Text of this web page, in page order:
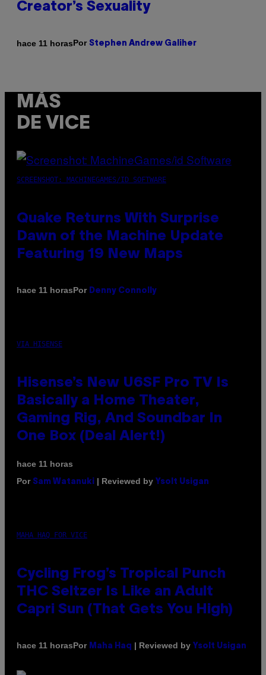
Creator’s Sexuality
hace 11 horasPor Stephen Andrew Galiher
MÁS
DE VICE
SCREENSHOT: MACHINEGAMES/ID SOFTWARE
Quake Returns With Surprise
Dawn of the Machine Update
Featuring 19 New Maps
hace 11 horasPor Denny Connolly
VIA HISENSE
Hisense’s New U6SF Pro TV Is
Basically a Home Theater,
Gaming Rig, And Soundbar In
One Box (Deal Alert!)
hace 11 horas
Por Sam Watanuki | Reviewed by Ysolt Usigan
MAHA HAQ FOR VICE
Cycling Frog’s Tropical Punch
THC Seltzer Is Like an Adult
Capri Sun (That Gets You High)
hace 11 horasPor Maha Haq | Reviewed by Ysolt Usigan